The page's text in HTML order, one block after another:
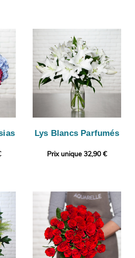
Lys Blancs Parfumés
Prix unique 32,90 €